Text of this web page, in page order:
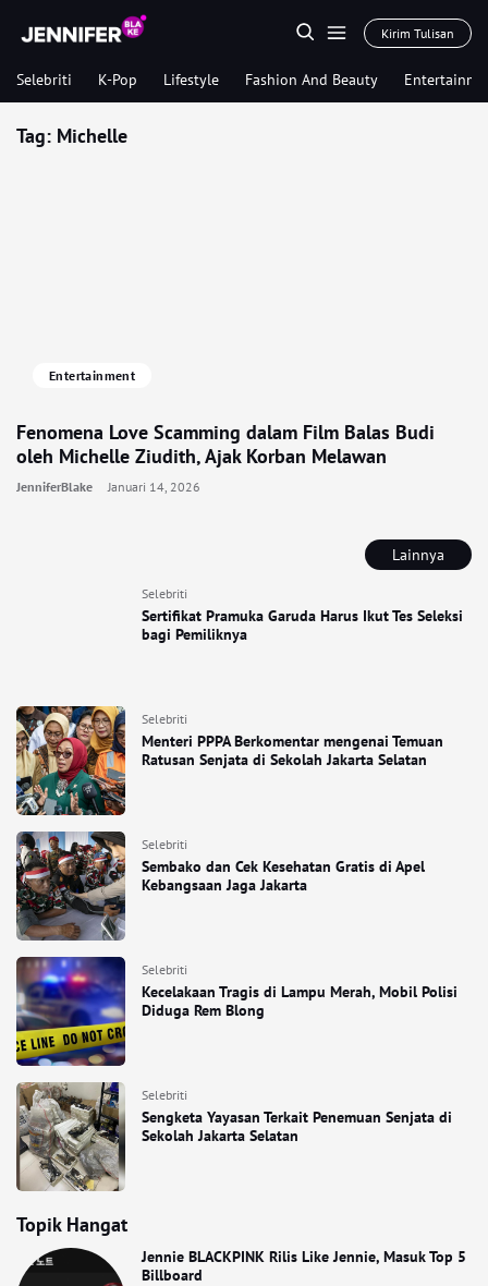
Kirim Tulisan
Selebriti K-Pop Lifestyle Fashion And Beauty
Lainnya
Selebriti
Sertifikat Pramuka Garuda Harus Ikut Tes Seleksi
bagi Pemiliknya
Selebriti
Menteri PPPA Berkomentar mengenai Temuan
Ratusan Senjata di Sekolah Jakarta Selatan
Selebriti
Sembako dan Cek Kesehatan Gratis di Apel
Kebangsaan Jaga Jakarta
Selebriti
Kecelakaan Tragis di Lampu Merah, Mobil Polisi
Diduga Rem Blong
Selebriti
Sengketa Yayasan Terkait Penemuan Senjata di
Sekolah Jakarta Selatan
Topik Hangat
Jennie BLACKPINK Rilis Like Jennie, Masuk Top 5
Billboard
Tag: Michelle
Entertainment
Fenomena Love Scamming dalam Film Balas Budi
oleh Michelle Ziudith, Ajak Korban Melawan
JenniferBlake Januari 14, 2026